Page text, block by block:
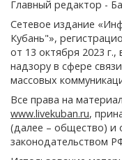
Главный редактор -
Сетевое издание
Кубань"»,
от 13 октября 2023
надзору в сфере
массовых
Все права на
www.livekuban.ru,
(далее – общество) и
законодательством